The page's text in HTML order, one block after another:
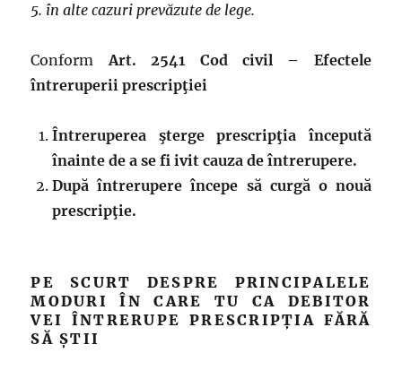
5. în alte cazuri prevăzute de lege.
ConformArt. 2541 Cod civil – Efectele
întreruperii prescripţiei
Întreruperea şterge prescripţia începută
înainte de a se fi ivit cauza de întrerupere.
După întrerupere începe să curgă o nouă
prescripţie.
PE SCURT DESPRE PRINCIPALELE
MODURI ÎN CARE TU CA DEBITOR
VEI ÎNTRERUPE PRESCRIPȚIA FĂRĂ
SĂ ȘTII